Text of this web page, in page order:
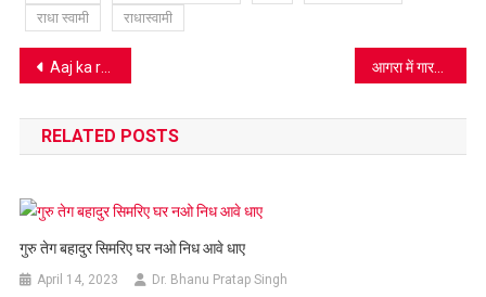
राधा स्वामी
राधास्वामी
Post
navigation
Aaj ka rashifal 05 JULY 2020 : इस राशि वाले लोगों का अपनी आगरा में गारमेंट हब बनाने पर हुआ सर्वे, यहां देखिए नतीजे
RELATED POSTS
गुरु तेग बहादुर सिमरिए घर नओ निध आवे धाए
April 14, 2023 Dr. Bhanu Pratap Singh